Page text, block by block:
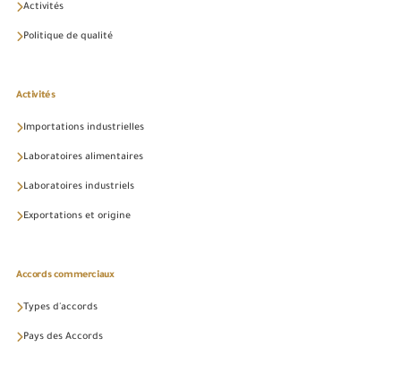
Activités
Politique de qualité
Activités
Importations industrielles
Laboratoires alimentaires
Laboratoires industriels
Exportations et origine
Accords commerciaux
Types d'accords
Pays des Accords